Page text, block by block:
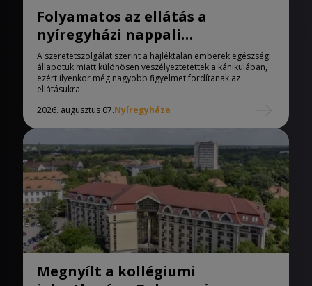
Folyamatos az ellátás a
nyíregyházi nappali
melegedőben
A szeretetszolgálat szerint a hajléktalan emberek egészségi
állapotuk miatt különösen veszélyeztetettek a kánikulában,
ezért ilyenkor még nagyobb figyelmet fordítanak az
ellátásukra.
2026. augusztus 07.Nyíregyháza
Megnyílt a kollégiumi